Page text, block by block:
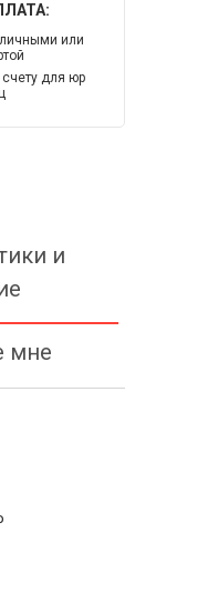
или
счету для юр
и
мне